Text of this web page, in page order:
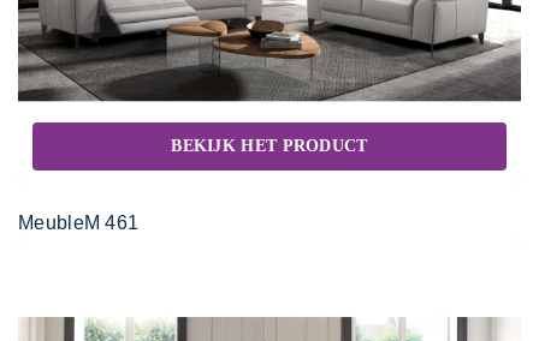
BEKIJK HET PRODUCT
MeubleM 461